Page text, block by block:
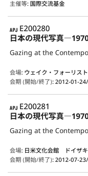
主催等: 国際交流基金
APJ
E200280
日本の現代写真
会場: ウェイク・フォーリス
会期 (開始/終了):2012-01-
APJ
E200281
日本の現代写真
会場: 日米文化会館 ドイザ
会期 (開始/終了):2012-07-